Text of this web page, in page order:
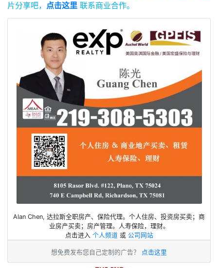
片分享吧， 点击这里 联系商业合作。
Alan Chen, 达拉斯全职房产、保险代理。个人住房、投资房买卖；商
业房产买卖；房产管理。人寿保险，理财。
点击进入 个人频道 或 公司网站
想免费发布您自己定制的广告？ 点击这里